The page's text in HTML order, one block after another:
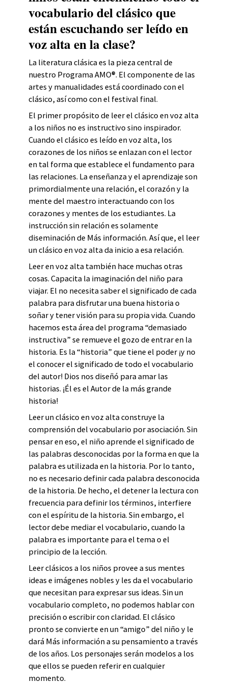
vocabulario del clásico que
están escuchando ser leído en
voz alta en la clase?
La literatura clásica es la pieza central de
nuestro Programa AMO®. El componente de las
artes y manualidades está coordinado con el
clásico, así como con el festival final.
El primer propósito de leer el clásico en voz alta
a los niños no es instructivo sino inspirador.
Cuando el clásico es leído en voz alta, los
corazones de los niños se enlazan con el lector
en tal forma que establece el fundamento para
las relaciones. La enseñanza y el aprendizaje son
primordialmente una relación, el corazón y la
mente del maestro interactuando con los
corazones y mentes de los estudiantes. La
instrucción sin relación es solamente
diseminación de Más información. Así que, el leer
un clásico en voz alta da inicio a esa relación.
Leer en voz alta también hace muchas otras
cosas. Capacita la imaginación del niño para
viajar. El no necesita saber el significado de cada
palabra para disfrutar una buena historia o
soñar y tener visión para su propia vida. Cuando
hacemos esta área del programa “demasiado
instructiva” se remueve el gozo de entrar en la
historia. Es la “historia” que tiene el poder ¡y no
el conocer el significado de todo el vocabulario
del autor! Dios nos diseñó para amar las
historias. ¡Él es el Autor de la más grande
historia!
Leer un clásico en voz alta construye la
comprensión del vocabulario por asociación. Sin
pensar en eso, el niño aprende el significado de
las palabras desconocidas por la forma en que la
palabra es utilizada en la historia. Por lo tanto,
no es necesario definir cada palabra desconocida
de la historia. De hecho, el detener la lectura con
frecuencia para definir los términos, interfiere
con el espíritu de la historia. Sin embargo, el
lector debe mediar el vocabulario, cuando la
palabra es importante para el tema o el
principio de la lección.
Leer clásicos a los niños provee a sus mentes
ideas e imágenes nobles y les da el vocabulario
que necesitan para expresar sus ideas. Sin un
vocabulario completo, no podemos hablar con
precisión o escribir con claridad. El clásico
pronto se convierte en un “amigo” del niño y le
dará Más información a su pensamiento a través
de los años. Los personajes serán modelos a los
que ellos se pueden referir en cualquier
momento.